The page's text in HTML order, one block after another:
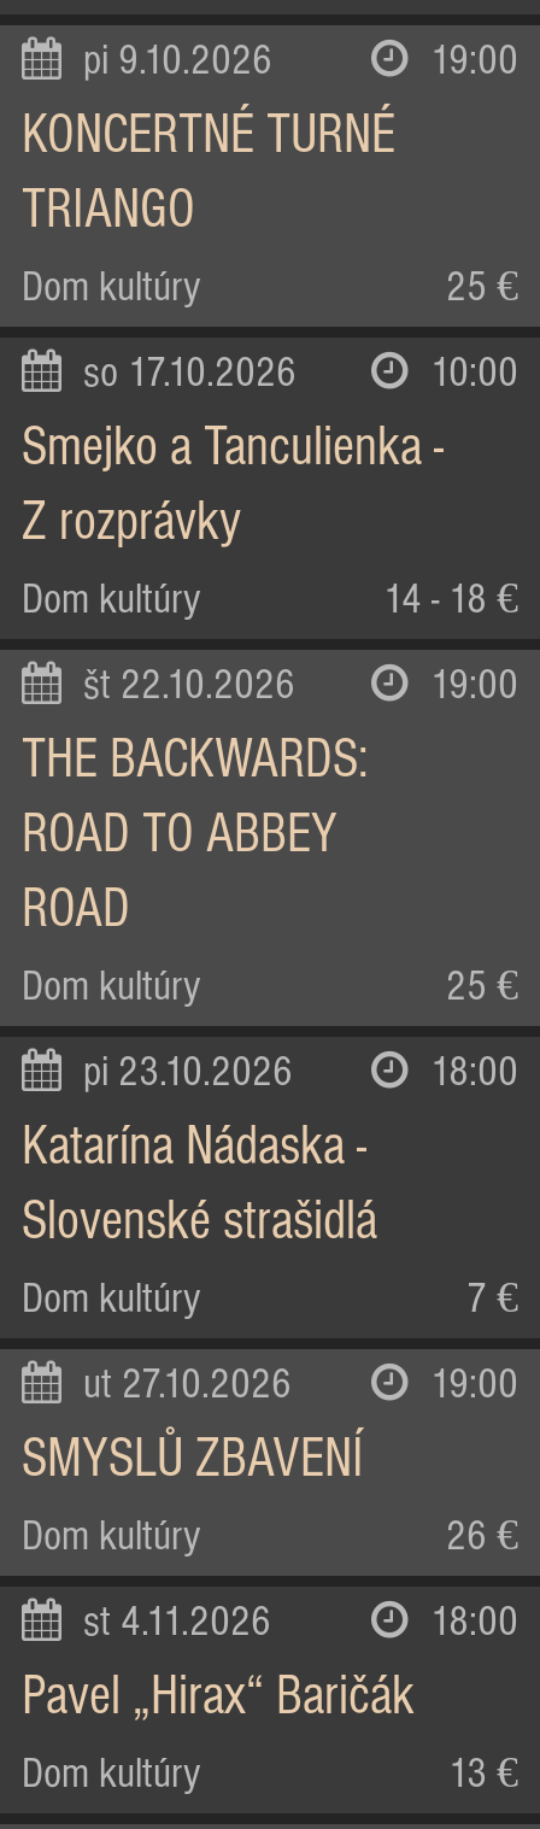
pi 9.10.2026 19:00
KONCERTNÉ TURNÉ
TRIANGO
Dom kultúry 25 €
so 17.10.2026 10:00
Smejko a Tanculienka -
Z rozprávky
Dom kultúry 14 - 18 €
št 22.10.2026 19:00
THE BACKWARDS:
ROAD TO ABBEY
ROAD
Dom kultúry 25 €
pi 23.10.2026 18:00
Katarína Nádaska -
Slovenské strašidlá
Dom kultúry 7 €
ut 27.10.2026 19:00
SMYSLŮ ZBAVENÍ
Dom kultúry 26 €
st 4.11.2026 18:00
Pavel „Hirax“ Baričák
Dom kultúry 13 €